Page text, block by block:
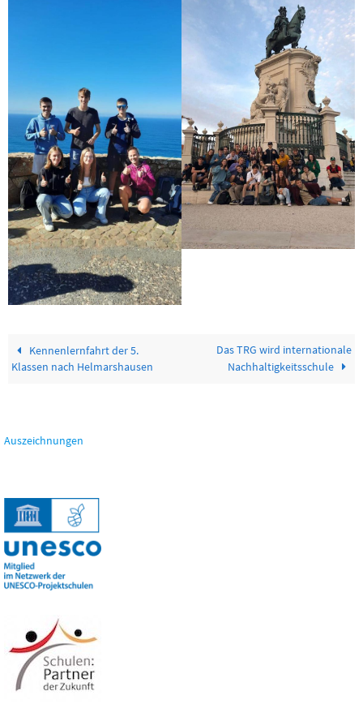
Kennenlernfahrt der 5.
Klassen nach Helmarshausen
Das TRG wird internationale
Nachhaltigkeitsschule
Auszeichnungen